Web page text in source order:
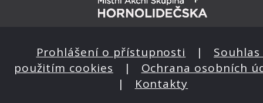
Prohlášení o přístupnosti | Souhlas
použitím cookies | Ochrana osobních
| Kontakty